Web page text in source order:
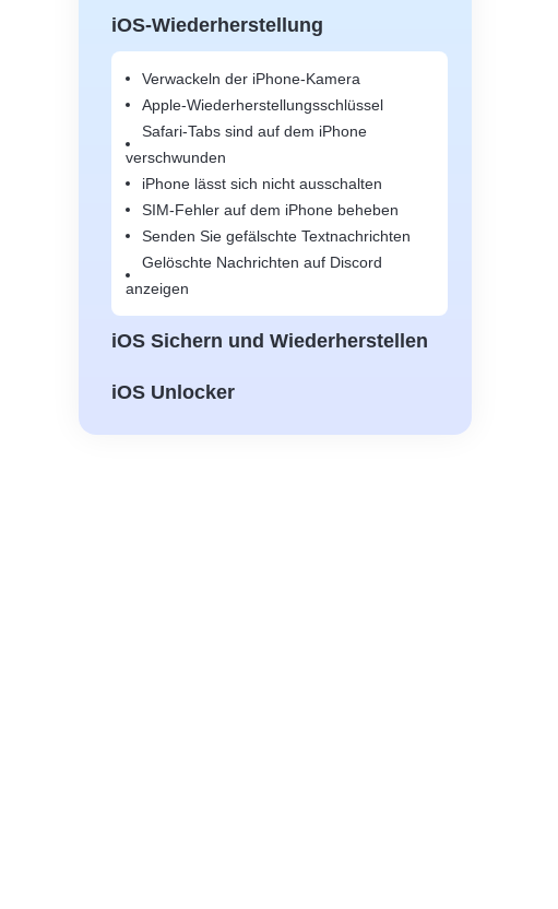
iOS-Wiederherstellung
Verwackeln der iPhone-Kamera
Apple-Wiederherstellungsschlüssel
Safari-Tabs sind auf dem iPhone
verschwunden
iPhone lässt sich nicht ausschalten
SIM-Fehler auf dem iPhone beheben
Senden Sie gefälschte Textnachrichten
Gelöschte Nachrichten auf Discord
anzeigen
iOS Sichern und Wiederherstellen
iOS Unlocker